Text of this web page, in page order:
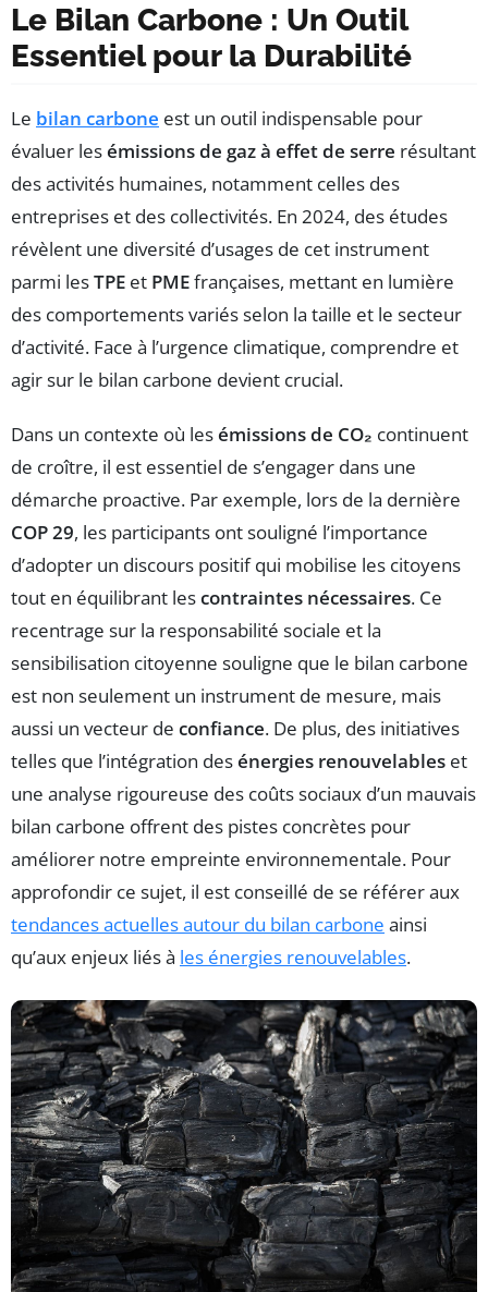
Le Bilan Carbone : Un Outil
Essentiel pour la Durabilité
Le bilan carbone est un outil indispensable pour
évaluer lesémissions de gaz à effet de serre résultant
des activités humaines, notamment celles des
entreprises et des collectivités. En 2024, des études
révèlent une diversité d’usages de cet instrument
parmi lesTPE et PMEfrançaises, mettant en lumière
des comportements variés selon la taille et le secteur
d’activité. Face à l’urgence climatique, comprendre et
agir sur le bilan carbone devient crucial.
Dans un contexte où lesémissions de CO₂ continuent
de croître, il est essentiel de s’engager dans une
démarche proactive. Par exemple, lors de la dernière
COP 29, les participants ont souligné l’importance
d’adopter un discours positif qui mobilise les citoyens
tout en équilibrant lescontraintes nécessaires. Ce
recentrage sur la responsabilité sociale et la
sensibilisation citoyenne souligne que le bilan carbone
est non seulement un instrument de mesure, mais
aussi un vecteur de confiance. De plus, des initiatives
telles que l’intégration desénergies renouvelables et
une analyse rigoureuse des coûts sociaux d’un mauvais
bilan carbone offrent des pistes concrètes pour
améliorer notre empreinte environnementale. Pour
approfondir ce sujet, il est conseillé de se référer aux
tendances actuelles autour du bilan carbone ainsi
qu’aux enjeux liés à les énergies renouvelables.